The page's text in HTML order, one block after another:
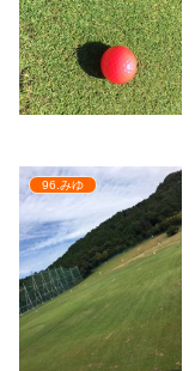
96.みゆ